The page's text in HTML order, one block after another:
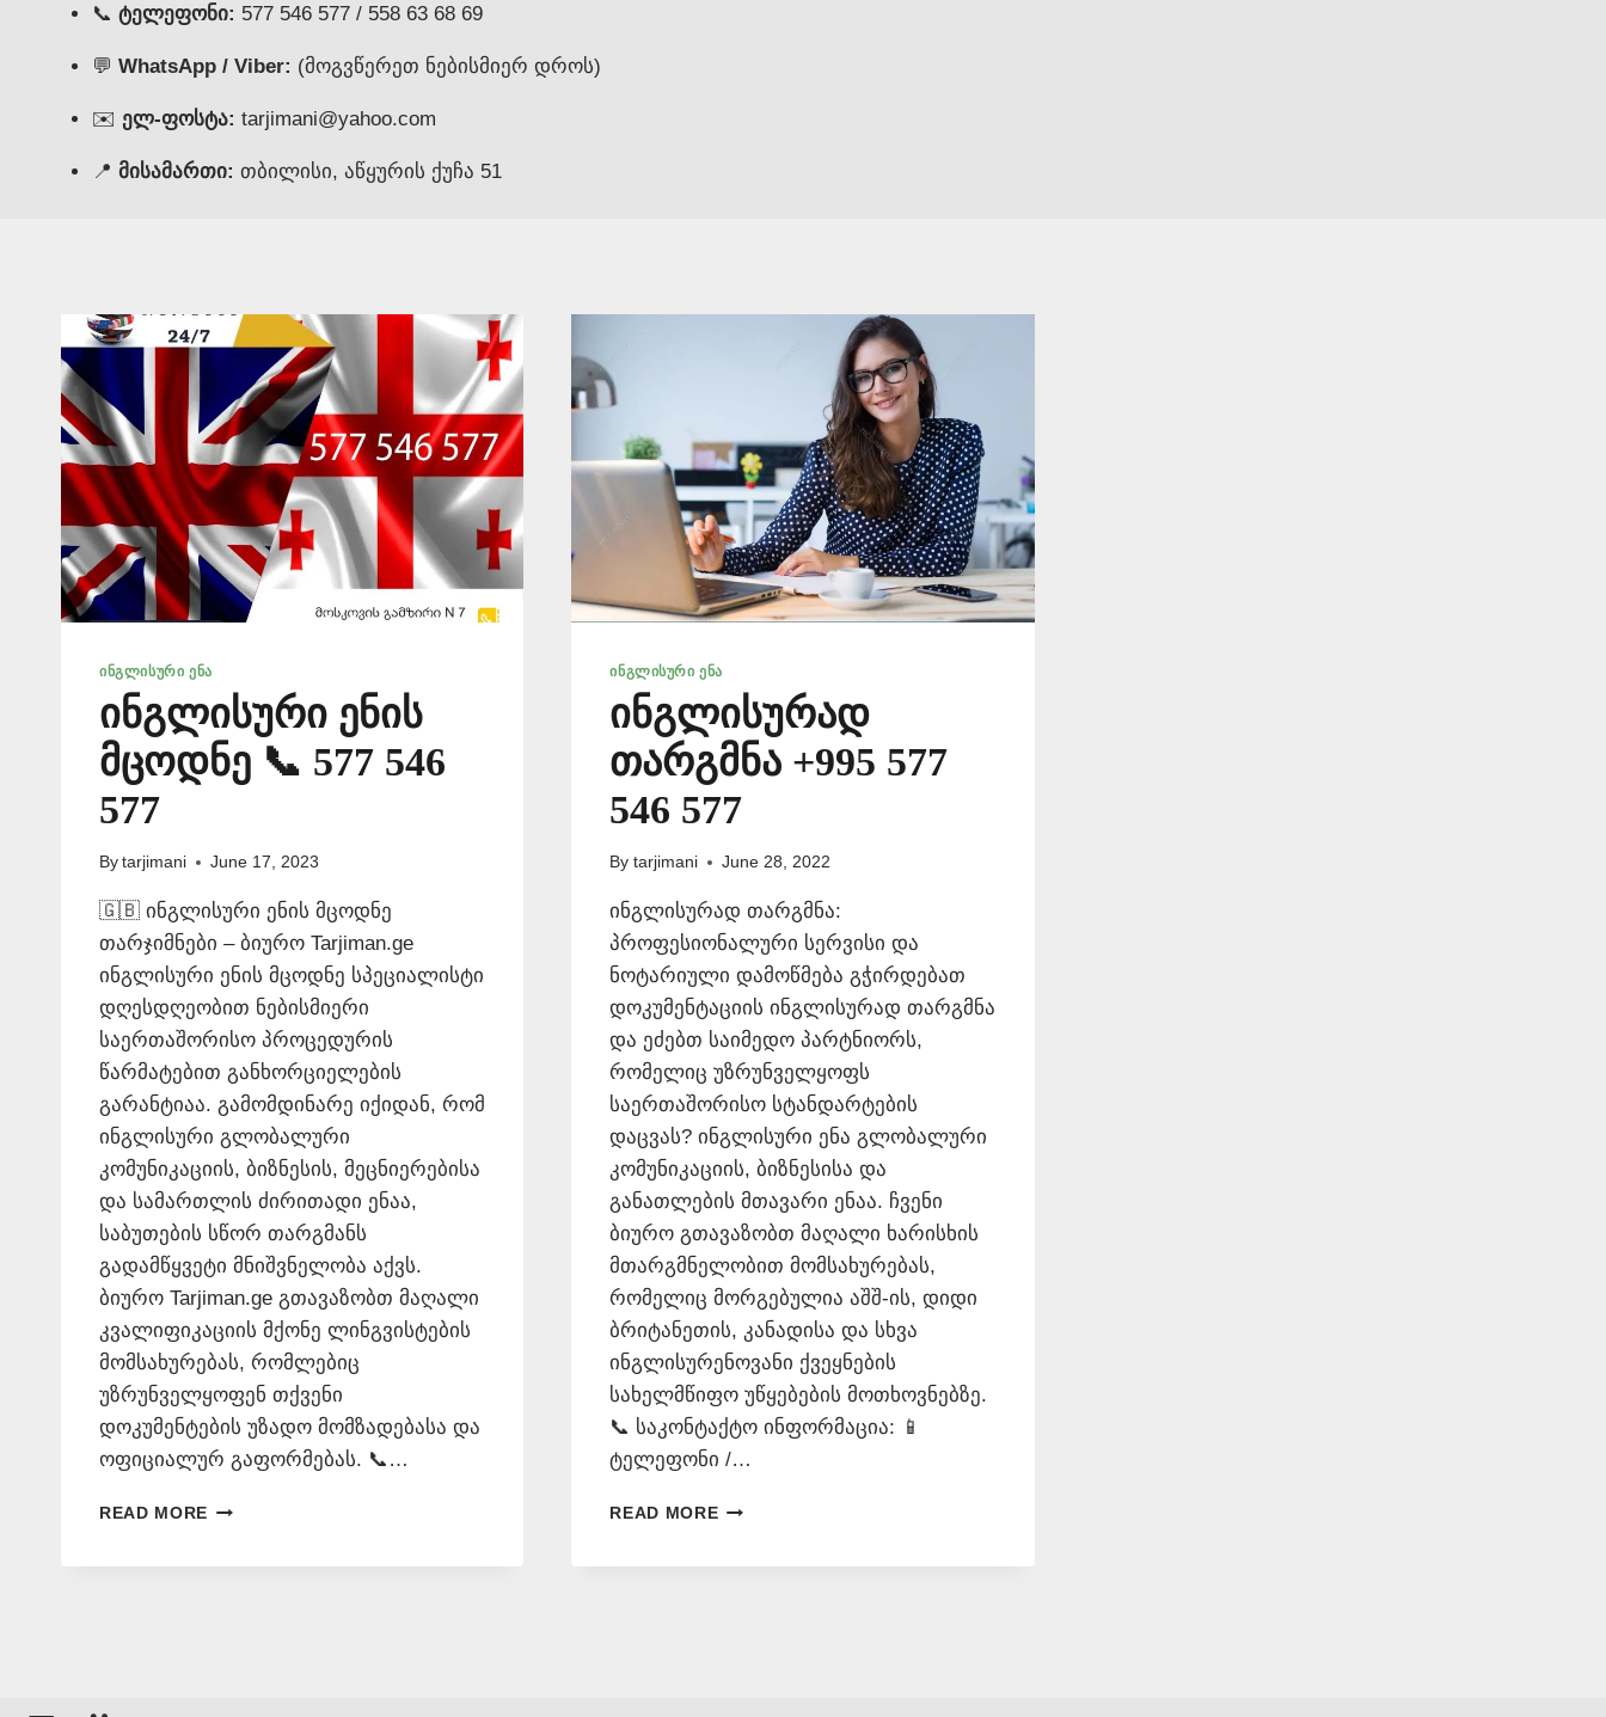
📞 ტელეფონი: 577 546 577 / 558 63 68 69
💬 WhatsApp / Viber: (მოგვწერეთ ნებისმიერ დროს)
✉️ ელ-ფოსტა: tarjimani@yahoo.com
📍 მისამართი: თბილისი, აწყურის ქუჩა 51
ᲘᲜᲒᲚᲘᲡᲣᲠᲘ ᲔᲜᲐ
ინგლისური ენის
მცოდნე 📞 577 546
577
By tarjimani June 17, 2023
🇬🇧 ინგლისური ენის მცოდნე
თარჯიმნები – ბიურო Tarjiman.ge
ინგლისური ენის მცოდნე სპეციალისტი
დღესდღეობით ნებისმიერი
საერთაშორისო პროცედურის
წარმატებით განხორციელების
გარანტიაა. გამომდინარე იქიდან, რომ
ინგლისური გლობალური
კომუნიკაციის, ბიზნესის, მეცნიერებისა
და სამართლის ძირითადი ენაა,
საბუთების სწორ თარგმანს
გადამწყვეტი მნიშვნელობა აქვს.
ბიურო Tarjiman.ge გთავაზობთ მაღალი
კვალიფიკაციის მქონე ლინგვისტების
მომსახურებას, რომლებიც
უზრუნველყოფენ თქვენი
დოკუმენტების უზადო მომზადებასა და
ოფიციალურ გაფორმებას. 📞…
READ MORE ᲘᲜᲒᲚᲘᲡᲣᲠᲘ
ᲘᲜᲒᲚᲘᲡᲣᲠᲘ ᲔᲜᲐ
ინგლისურად
თარგმნა +995 577
546 577
By tarjimani June 28, 2022
ინგლისურად თარგმნა:
პროფესიონალური სერვისი და
ნოტარიული დამოწმება გჭირდებათ
დოკუმენტაციის ინგლისურად თარგმნა
და ეძებთ საიმედო პარტნიორს,
რომელიც უზრუნველყოფს
საერთაშორისო სტანდარტების
დაცვას? ინგლისური ენა გლობალური
კომუნიკაციის, ბიზნესისა და
განათლების მთავარი ენაა. ჩვენი
ბიურო გთავაზობთ მაღალი ხარისხის
მთარგმნელობით მომსახურებას,
რომელიც მორგებულია აშშ-ის, დიდი
ბრიტანეთის, კანადისა და სხვა
ინგლისურენოვანი ქვეყნების
სახელმწიფო უწყებების მოთხოვნებზე.
📞 საკონტაქტო ინფორმაცია: 📱
ტელეფონი /…
READ MOREᲘᲜᲒᲚᲘᲡᲣᲠᲐᲓ